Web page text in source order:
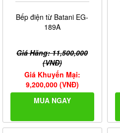
Bếp điện từ Batani EG-
189A
Giá Hãng: 11,500,000
(VNĐ)
Giá Khuyến Mại:
9,200,000 (VNĐ)
MUA NGAY